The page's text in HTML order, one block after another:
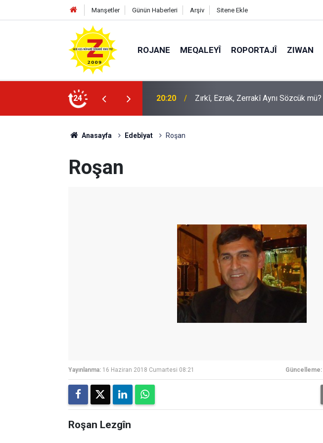
Manşetler Günün Haberleri Arşiv Sitene Ekle
ROJANE MEQALEYÎ ROPORTAJÎ ZIWAN
24 09:56 Ji Zilma Partîzanan Nimûneyeka Piçûk
Anasayfa Edebîyat Roşan
Roşan
Yayınlanma: 16 Haziran 2018 Cumartesi 08:21 Güncelleme:
Roşan Lezgîn